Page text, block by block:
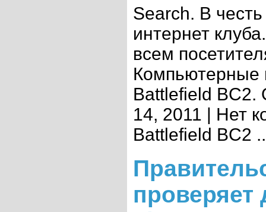
Search. В
интернет
всем
Компьютерные
Battlefield BC2.
14, 2011 | Нет
Battlefield BC2
проверяет